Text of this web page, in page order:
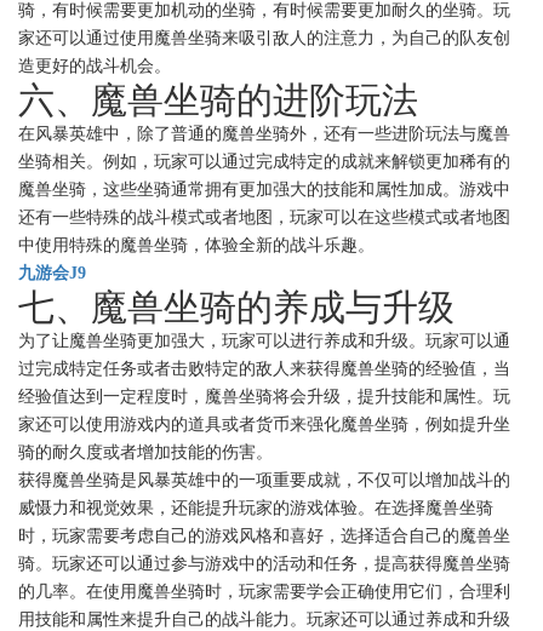
骑，有时候需要更加机动的坐骑，有时候需要更加耐久的坐骑。玩
家还可以通过使用魔兽坐骑来吸引敌人的注意力，为自己的队友创
造更好的战斗机会。
六、魔兽坐骑的进阶玩法
在风暴英雄中，除了普通的魔兽坐骑外，还有一些进阶玩法与魔兽
坐骑相关。例如，玩家可以通过完成特定的成就来解锁更加稀有的
魔兽坐骑，这些坐骑通常拥有更加强大的技能和属性加成。游戏中
还有一些特殊的战斗模式或者地图，玩家可以在这些模式或者地图
中使用特殊的魔兽坐骑，体验全新的战斗乐趣。
九游会J9
七、魔兽坐骑的养成与升级
为了让魔兽坐骑更加强大，玩家可以进行养成和升级。玩家可以通
过完成特定任务或者击败特定的敌人来获得魔兽坐骑的经验值，当
经验值达到一定程度时，魔兽坐骑将会升级，提升技能和属性。玩
家还可以使用游戏内的道具或者货币来强化魔兽坐骑，例如提升坐
骑的耐久度或者增加技能的伤害。
获得魔兽坐骑是风暴英雄中的一项重要成就，不仅可以增加战斗的
威慑力和视觉效果，还能提升玩家的游戏体验。在选择魔兽坐骑
时，玩家需要考虑自己的游戏风格和喜好，选择适合自己的魔兽坐
骑。玩家还可以通过参与游戏中的活动和任务，提高获得魔兽坐骑
的几率。在使用魔兽坐骑时，玩家需要学会正确使用它们，合理利
用技能和属性来提升自己的战斗能力。玩家还可以通过养成和升级